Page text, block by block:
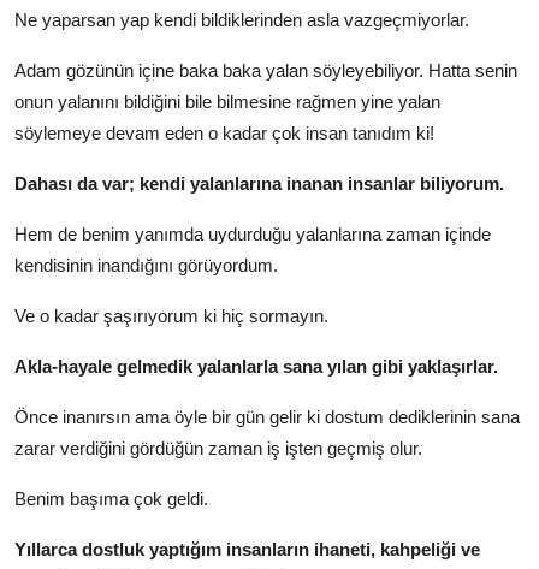
Ne yaparsan yap kendi bildiklerinden asla vazgeçmiyorlar.
Adam gözünün içine baka baka yalan söyleyebiliyor. Hatta senin
onun yalanını bildiğini bile bilmesine rağmen yine yalan
söylemeye devam eden o kadar çok insan tanıdım ki!
Dahası da var; kendi yalanlarına inanan insanlar biliyorum.
Hem de benim yanımda uydurduğu yalanlarına zaman içinde
kendisinin inandığını görüyordum.
Ve o kadar şaşırıyorum ki hiç sormayın.
Akla-hayale gelmedik yalanlarla sana yılan gibi yaklaşırlar.
Önce inanırsın ama öyle bir gün gelir ki dostum dediklerinin sana
zarar verdiğini gördüğün zaman iş işten geçmiş olur.
Benim başıma çok geldi.
Yıllarca dostluk yaptığım insanların ihaneti, kahpeliği ve